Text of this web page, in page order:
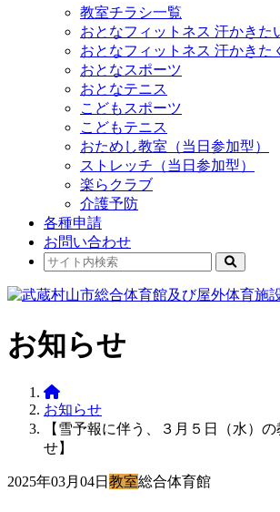
教室チラシ一覧
おとなフィットネス 汗かき
おとなフィットネス 汗かきた
おとなスポーツ
おとなテニス
こどもスポーツ
こどもテニス
おためし教室（当日参加型）
ストレッチ（当日参加型）
楽らクラブ
介護予防
各種申請
お問い合わせ
お知らせ
お知らせ
【雪予報に伴う、３月５日（水）
せ】
2025年03月04日 教室総合体育館